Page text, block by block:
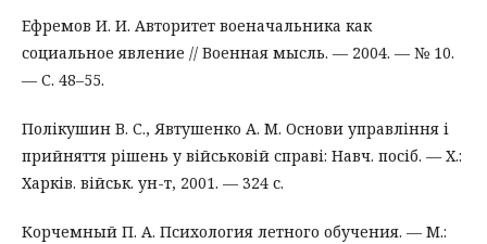
Ефремов И. И. Авторитет военачальника как
социальное явление // Военная мысль. — 2004. — № 10.
— С. 48–55.
Полікушин В. С., Явтушенко А. М. Основи управління і
прийняття рішень у військовій справі: Навч. посіб. — Х.:
Харків. військ. ун-т, 2001. — 324 с.
Корчемный П. А. Психология летного обучения. — М.: